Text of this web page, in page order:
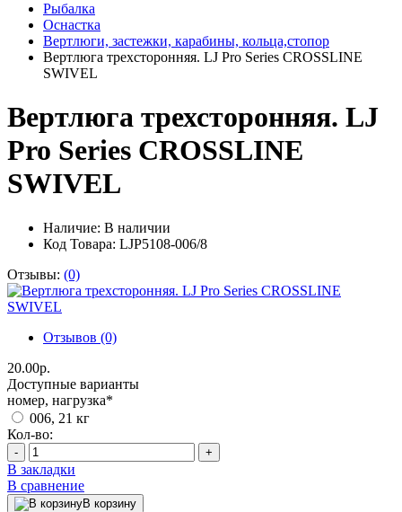
Рыбалка
Оснастка
Вертлюги, застежки, карабины, кольца,стопор
Вертлюга трехсторонняя. LJ Pro Series CROSSLINE
SWIVEL
Вертлюга трехсторонняя. LJ
Pro Series CROSSLINE
SWIVEL
Наличие: В наличии
Код Товара: LJP5108-006/8
Отзывы: (0)
Отзывов (0)
20.00р.
Доступные варианты
номер, нагрузка*
006, 21 кг
Кол-во:
- +
В закладки
В сравнение
В корзину